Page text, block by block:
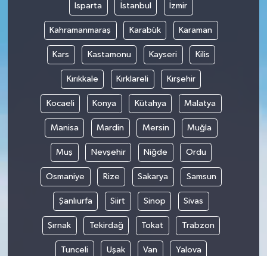
Isparta İstanbul İzmir
Kahramanmaraş Karabük Karaman
Kars Kastamonu Kayseri Kilis
Kırıkkale Kırklareli Kırşehir
Kocaeli Konya Kütahya Malatya
Manisa Mardin Mersin Muğla
Muş Nevşehir Niğde Ordu
Osmaniye Rize Sakarya Samsun
Şanlıurfa Siirt Sinop Sivas
Şırnak Tekirdağ Tokat Trabzon
Tunceli Uşak Van Yalova